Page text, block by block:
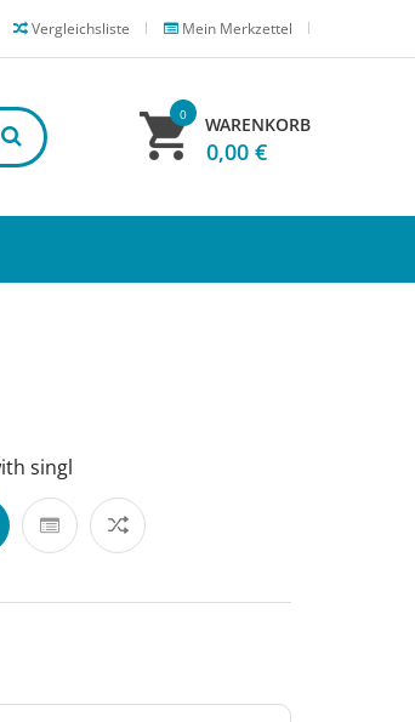
Mein Merkzettel
Vergleichsliste
WARENKORB
0
0,00 €
singl